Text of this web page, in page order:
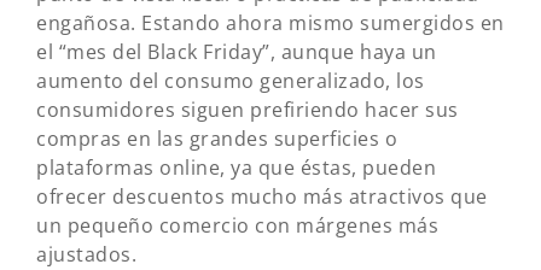
engañosa. Estando ahora mismo sumergidos en
el “mes del Black Friday”, aunque haya un
aumento del consumo generalizado, los
consumidores siguen prefiriendo hacer sus
compras en las grandes superficies o
plataformas online, ya que éstas, pueden
ofrecer descuentos mucho más atractivos que
un pequeño comercio con márgenes más
ajustados.